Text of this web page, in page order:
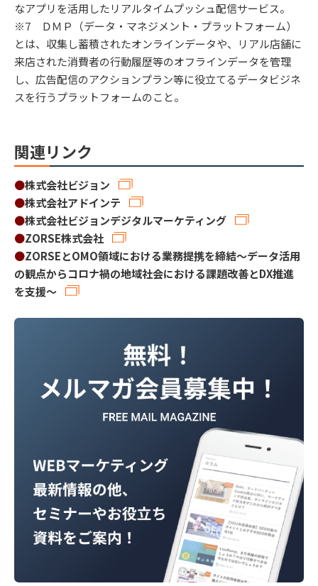
なアプリを活用したリアルタイムプッシュ配信サービス。
※7 ＤＭＰ（データ・マネジメント・プラットフォーム）
とは、収集し蓄積されたオンラインデータや、リアル店舗に
来店された消費者の行動履歴等のオフラインデータを管理
し、広告配信のアクションプラン等に役立てるデータビジネ
スを行うプラットフォームのこと。
関連リンク
●株式会社ビジョン
●株式会社アドインテ
●株式会社ビジョンデジタルマーケティング
●ZORSE株式会社
●ZORSEとOMO領域における業務提携を締結～データ活用
の観点からコロナ禍の地域社会における課題改善とDX推進
を支援～